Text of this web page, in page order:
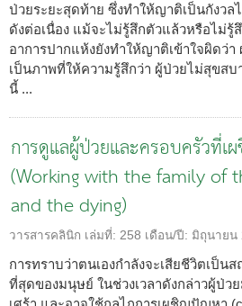
ป่วยระยะสุดท้าย ซึ่งทำให้ญาติเป็นกังวล
ดังต่อเนื่อง แม้จะไม่รู้สึกตัวแล้วหรือไม่
อาการปากแห้งยังทำให้ญาติเข้าใจผิดว่
เป็นภาพที่ให้ความรู้สึกว่า ผู้ป่วยไม่สุขสบ
นี้ ...
การดูแลผู้ป่วยและครอบครัวที่เ
(Working with the family of
and the dying)
วารสารคลินิก เล่มที่: 258 เดือน/ปี: มิถุนายน
การทราบว่าตนเองกำลังจะเสียชีวิตเป็
ที่สุดของมนุษย์ ในช่วงเวลาดังกล่าวผู้ป่ว